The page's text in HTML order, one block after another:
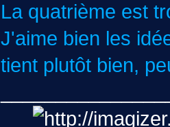
La quatrième est
J'aime bien les
tient plutôt bien,